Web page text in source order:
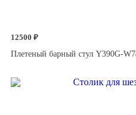
12500 ₽
Плетеный барный стул Y390G-